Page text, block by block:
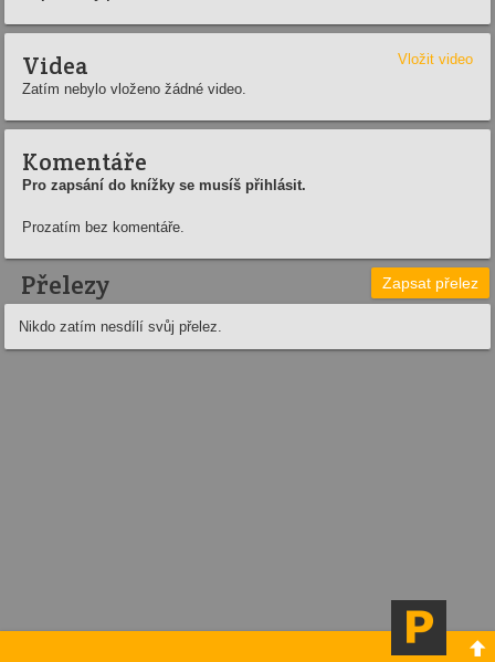
Videa
Vložit video
Zatím nebylo vloženo žádné video.
Komentáře
Pro zapsání do knížky se musíš přihlásit.
Prozatím bez komentáře.
Přelezy Zapsat přelez
Nikdo zatím nesdílí svůj přelez.
